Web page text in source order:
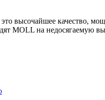
высочайшее качество,
MOLL на недосягаемую